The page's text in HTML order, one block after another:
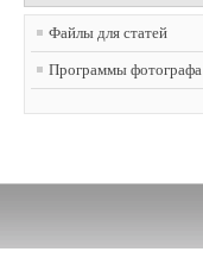
Файлы для статей
Программы фотографа